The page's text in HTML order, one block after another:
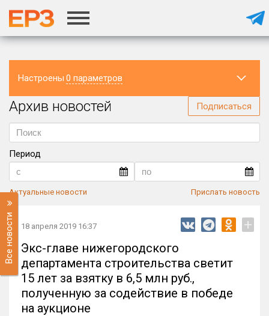
Настроены 0 параметров
Регион
Архив новостей Подписаться
Период
Актуальные новости Прислать новость
Все новости 18 апреля 2019 16:37 +
Экс-главе нижегородского
департамента строительства светит
15 лет за взятку в 6,5 млн руб.,
полученную за содействие в победе
на аукционе